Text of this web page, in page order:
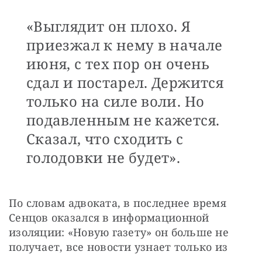
«Выглядит он плохо. Я
приезжал к нему в начале
июня, с тех пор он очень
сдал и постарел. Держится
только на силе воли. Но
подавленным не кажется.
Сказал, что сходить с
голодовки не будет».
По словам адвоката, в последнее время
Сенцов оказался в информационной
изоляции: «Новую газету» он больше не
получает, все новости узнает только из